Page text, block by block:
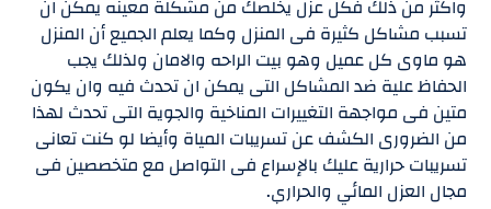
واكثر من ذلك فكل عزل يخلصك من مشكلة معينه يمكن ان
تسبب مشاكل كثيرة فى المنزل وكما يعلم الجميع أن المنزل
هو ماوى كل عميل وهو بيت الراحه والامان ولذلك يجب
الحفاظ علية ضد المشاكل التى يمكن ان تحدث فيه وان يكون
متين فى مواجهة التغييرات المناخية والجوية التى تحدث لهذا
من الضرورى الكشف عن تسريبات المياة وأيضا لو كنت تعانى
تسريبات حرارية عليك بالإسراع فى التواصل مع متخصصين فى
مجال العزل المائي والحراري.